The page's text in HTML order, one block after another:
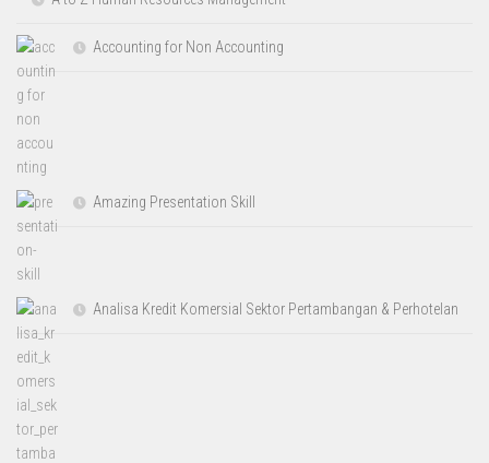
Accounting for Non Accounting
Amazing Presentation Skill
Analisa Kredit Komersial Sektor Pertambangan & Perhotelan